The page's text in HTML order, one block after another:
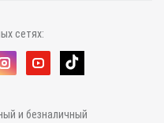
сетях:
и безналичный